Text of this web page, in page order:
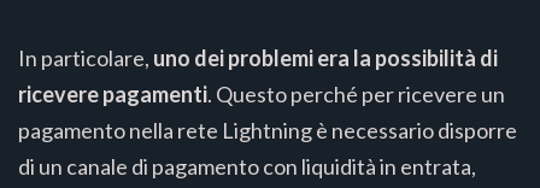
In particolare, uno dei problemi era la possibilità di
ricevere pagamenti. Questo perché per ricevere un
pagamento nella rete Lightning è necessario disporre
di un canale di pagamento con liquidità in entrata,